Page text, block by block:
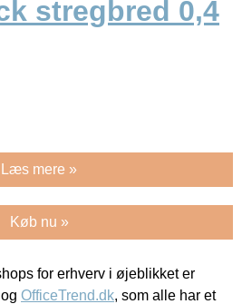
stregbred 0,4
Læs mere »
Køb nu »
for erhverv i øjeblikket er
og OfficeTrend.dk, som alle har et